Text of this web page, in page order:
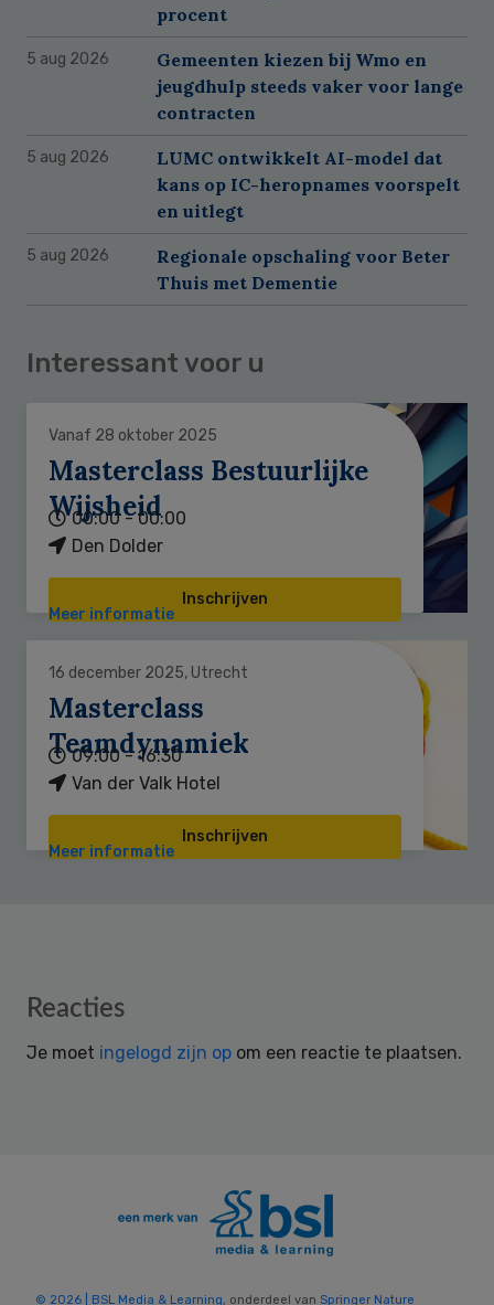
procent
5 aug 2026
Gemeenten kiezen bij Wmo en
jeugdhulp steeds vaker voor lange
contracten
5 aug 2026
LUMC ontwikkelt AI-model dat
kans op IC-heropnames voorspelt
en uitlegt
5 aug 2026
Regionale opschaling voor Beter
Thuis met Dementie
Interessant voor u
Vanaf 28 oktober 2025
Masterclass Bestuurlijke
Wijsheid
00:00 - 00:00
Den Dolder
Inschrijven
Meer informatie
16 december 2025, Utrecht
Masterclass
Teamdynamiek
09:00 - 16:30
Van der Valk Hotel
Inschrijven
Meer informatie
Reader
Reacties
Je moet ingelogd zijn op om een reactie te plaatsen.
© 2026 | BSL Media & Learning, onderdeel van Springer Nature